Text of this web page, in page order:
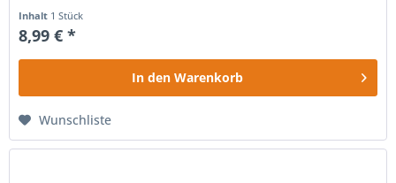
Inhalt 1 Stück
8,99 € *
In den Warenkorb
Wunschliste